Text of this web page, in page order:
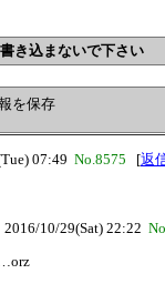
き込まないで下さい
を保存
07:49 No.8575 [返
10/29(Sat) 22:22